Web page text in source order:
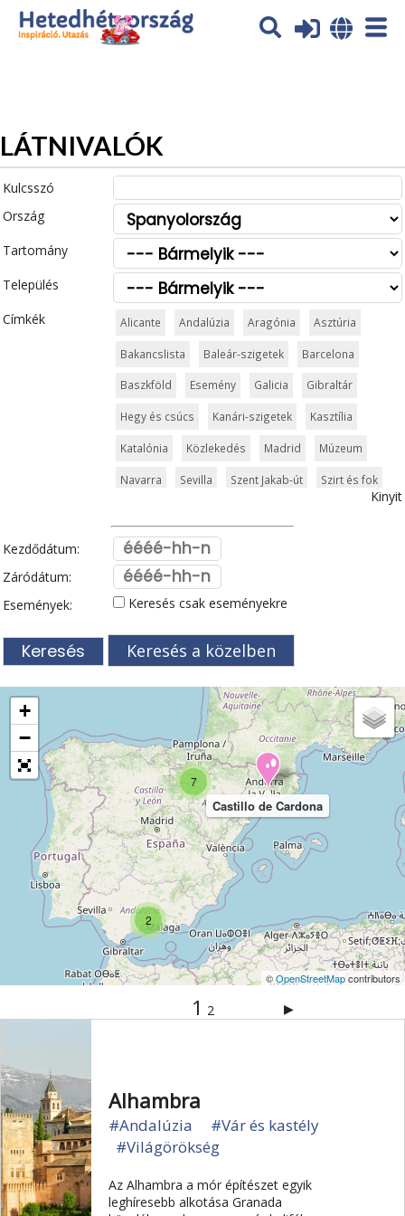
Az oldal sütiket (cookies) használ. További tájékoztatás itt:
Adatvédelmi tájékoztató
LÁTNIVALÓK
Kulcsszó
Ország
Tartomány
Település
Címkék
Alicante Andalúzia Aragónia Asztúria
Bakancslista Baleár-szigetek Barcelona
Baszkföld Esemény Galicia Gibraltár
Hegy és csúcs Kanári-szigetek Kasztília
Katalónia Közlekedés Madrid Múzeum
Navarra Sevilla Szent Jakab-út Szirt és fok
Valencia Vár és kastély
Vidámpark Világörökség
Kinyit
Kezdődátum:
Záródátum:
Események:
Keresés csak eseményekre
Keresés a közelben
2
7
Castillo de Cardona
+
−
©OpenStreetMapcontributors
1 2 ▶
Alhambra
#Andalúzia
#Vár és kastély
#Világörökség
Az Alhambra a mór építészet egyik
leghíresebb alkotása Granada